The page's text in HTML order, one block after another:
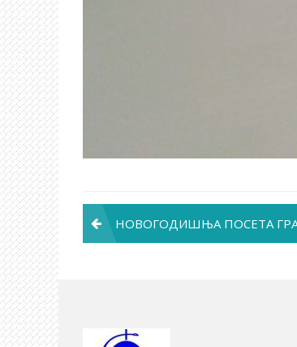
Post
navigation
НОВОГОДИШЊА ПОСЕТА